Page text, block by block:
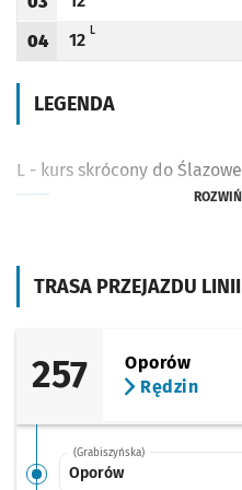
TRASA PRZEJAZDU
257
Oporów
Rędzin
(Grabiszyńska)
Oporów
Godzina odjazdu
Odjazd
minut po godzinie 03
Godzina odjazdu
04
Odjazd
12
minut po godzinie 04
LL - KURS SKRÓCONY DO
LEGENDA
L - kurs skrócony do